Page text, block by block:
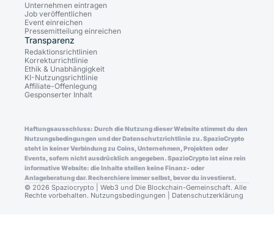
Unternehmen eintragen
Job veröffentlichen
Event einreichen
Pressemitteilung einreichen
Transparenz
Redaktionsrichtlinien
Korrekturrichtlinie
Ethik & Unabhängigkeit
KI-Nutzungsrichtlinie
Affiliate-Offenlegung
Gesponserter Inhalt
Haftungsausschluss: Durch die Nutzung dieser Website stimmst du den
Nutzungsbedingungen und der Datenschutzrichtlinie zu. SpazioCrypto
steht in keiner Verbindung zu Coins, Unternehmen, Projekten oder
Events, sofern nicht ausdrücklich angegeben. SpazioCrypto ist eine rein
informative Website: die Inhalte stellen keine Finanz- oder
Anlageberatung dar. Recherchiere immer selbst, bevor du investierst.
© 2026 Spaziocrypto | Web3 und Die Blockchain-Gemeinschaft. Alle
Rechte vorbehalten. Nutzungsbedingungen Datenschutzerklärung